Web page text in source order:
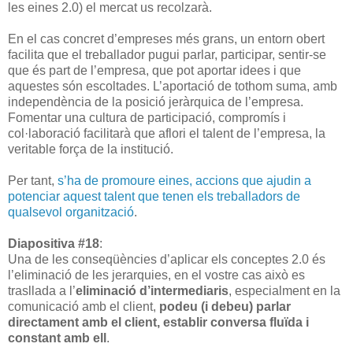
les eines 2.0) el mercat us recolzarà.
En el cas concret d’empreses més grans, un entorn obert
facilita que el treballador pugui parlar, participar, sentir-se
que és part de l’empresa, que pot aportar idees i que
aquestes són escoltades. L’aportació de tothom suma, amb
independència de la posició jeràrquica de l’empresa.
Fomentar una cultura de participació, compromís i
col·laboració facilitarà que aflori el talent de l’empresa, la
veritable força de la institució.
Per tant, s’ha de promoure eines, accions que ajudin a
potenciar aquest talent que tenen els treballadors de
qualsevol organització.
Diapositiva #18:
Una de les conseqüències d’aplicar els conceptes 2.0 és
l’eliminació de les jerarquies, en el vostre cas això es
trasllada a l’eliminació d’intermediaris, especialment en la
comunicació amb el client, podeu (i debeu) parlar
directament amb el client, establir conversa fluïda i
constant amb ell .